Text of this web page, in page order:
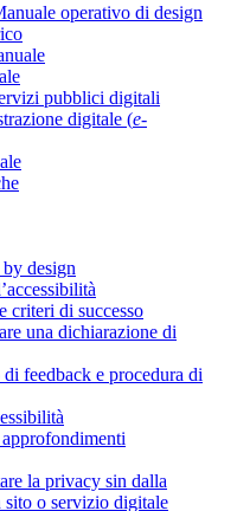
operativo di design
pubblici digitali
digitale (e-
design
criteri di successo
una dichiarazione di
feedback e procedura di
la privacy sin dalla
sito o servizio digitale